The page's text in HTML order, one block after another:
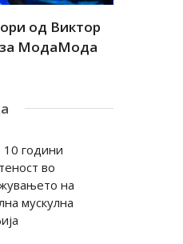
од Виктор
за МодаМода
години
во
на
мускулна